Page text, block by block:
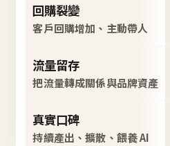
回購裂變
客戶回購增加、主動帶人
流量留存
把流量轉成關係與品牌資產
真實口碑
持續產出、擴散、餵養 AI